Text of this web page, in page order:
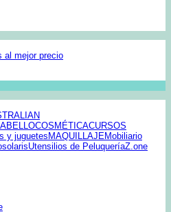
COSMÉTICACURSOS
y juguetesMAQUILLAJEMobiliario
Utensilios de PeluqueríaZ.one